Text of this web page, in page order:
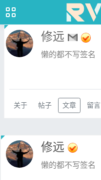
修远
懒的都不写签名
关于 帖子 文章 留言
修远
懒的都不写签名